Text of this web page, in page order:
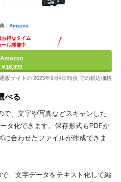
： Amazon
お得なタイム
ール開催中
Amazon
￥16,999
販サイトの 2025年9月4日時点 での税込価格
べる
で、文字や写真などスキャンした
タ化できます。保存形式もPDFか
合わせたファイルが作成できま
、文字データをテキスト化して編